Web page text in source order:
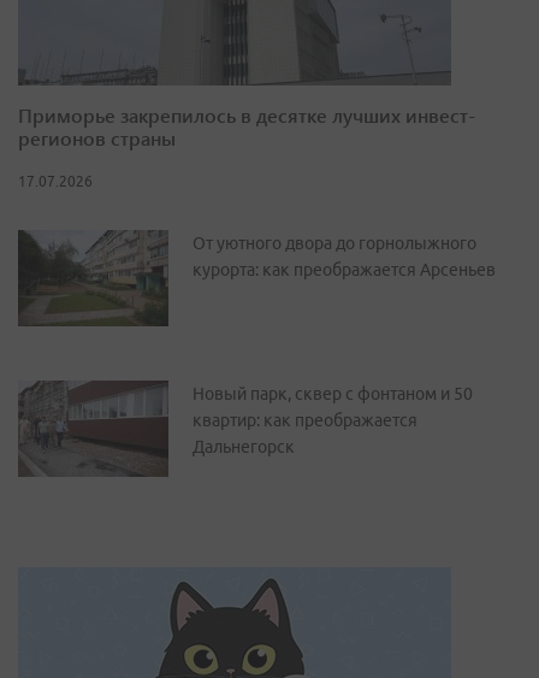
Приморье закрепилось в десятке лучших инвест-
регионов страны
17.07.2026
От уютного двора до горнолыжного
курорта: как преображается Арсеньев
Новый парк, сквер с фонтаном и 50
квартир: как преображается
Дальнегорск